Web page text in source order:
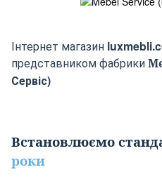
Інтернет магазин
представником фабрики
Сервіс)
Встановлюємо
роки